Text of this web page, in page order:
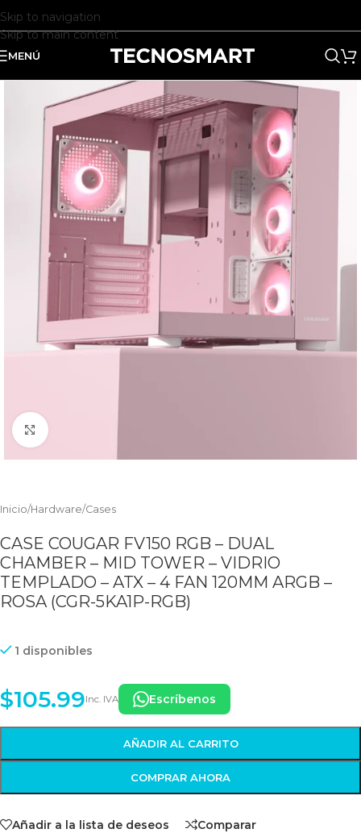
Skip to navigation
Skip to main content
MENÚ
Clic para ampliar
Inicio/Hardware/Cases
CASE COUGAR FV150 RGB – DUAL
CHAMBER – MID TOWER – VIDRIO
TEMPLADO – ATX – 4 FAN 120MM ARGB –
ROSA (CGR-5KA1P-RGB)
1 disponibles
$105.99Inc. IVA Escríbenos
AÑADIR AL CARRITO
COMPRAR AHORA
Añadir a la lista de deseos Comparar